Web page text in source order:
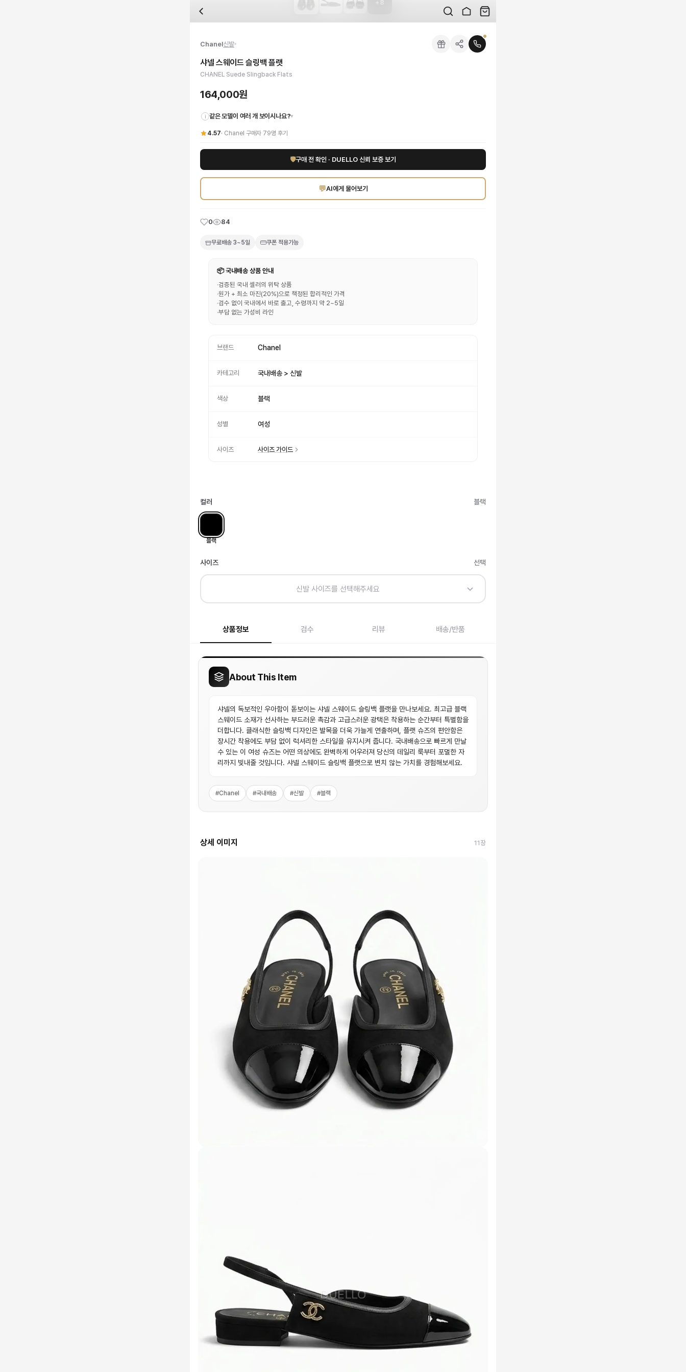
전문 스태프가 실물 상품을 직접 확인한 후 검수 사진을 제공합니다. 가죽 재질, 로고 각인, 스티치 간격, 하드웨어 색상, 내부 마감을 확인하며, 상품당 평균 4~8장의 검수 사진을 받아보실 수 있습니다.
수령 후 7일 이내 신청하시면 상품 하자, 사이즈 불일치, 고객 변심 모두 교환·반품이 가능합니다. 고객 변심 시 반품 배송비는 고객 부담이며, 상품 하자 시에는 무료입니다.
네, 쿠폰과 적립금을 결제 시 함께 사용하실 수 있습니다. 적립금은 1,000원 이상부터 사용 가능합니다.
샤넬의 독보적인 우아함이 돋보이는 샤넬 스웨이드 슬링백 플랫을 만나보세요. 최고급 블랙 스웨이드 소재가 선사하는 부드러운 촉감과 고급스러운 광택은 착용하는 순간부터 특별함을 더합니다. 클래식한 슬링백 디자인은 발목을 더욱 가늘게 연
을 DUELLO에서 만나보세요. 고퀄리티 하이엔드 인증 상품. 무료배송.
8
Chanel신발
샤넬 스웨이드 슬링백 플랫
CHANEL Suede Slingback Flats
164,000원
i 같은 모델이 여러 개 보이시나요?▾
4.57· Chanel 구매자 79명 후기
🛡구매 전 확인 · DUELLO 신뢰 보증 보기
💬AI에게 물어보기
0 84
무료배송 3~5일 쿠폰 적용가능
📦 국내배송 상품 안내
·검증된 국내 셀러의 위탁 상품
·원가 + 최소 마진(20%)으로 책정된 합리적인 가격
·검수 없이 국내에서 바로 출고, 수령까지 약 2~5일
·부담 없는 가성비 라인
브랜드 Chanel
카테고리 국내배송 > 신발
색상 블랙
성별 여성
사이즈 사이즈 가이드
컬러 블랙
블랙
사이즈 선택
신발 사이즈를 선택해주세요
상품정보 검수 리뷰 배송/반품
About This Item
샤넬의 독보적인 우아함이 돋보이는 샤넬 스웨이드 슬링백 플랫을 만나보세요. 최고급 블랙
스웨이드 소재가 선사하는 부드러운 촉감과 고급스러운 광택은 착용하는 순간부터 특별함을
더합니다. 클래식한 슬링백 디자인은 발목을 더욱 가늘게 연출하며, 플랫 슈즈의 편안함은
장시간 착용에도 부담 없이 럭셔리한 스타일을 유지시켜 줍니다. 국내배송으로 빠르게 만날
수 있는 이 여성 슈즈는 어떤 의상에도 완벽하게 어우러져 당신의 데일리 룩부터 포멀한 자
리까지 빛내줄 것입니다. 샤넬 스웨이드 슬링백 플랫으로 변치 않는 가치를 경험해보세요.
#Chanel #국내배송 #신발 #블랙
상세 이미지 11 장